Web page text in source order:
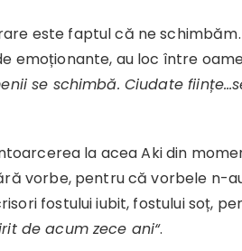
este faptul că ne
emoționante, au loc între
se schimbă. Ciudate
la acea Aki din
vorbe, pentru că vorbele n-
fostului iubit, fostului soț,
de acum zece ani“.